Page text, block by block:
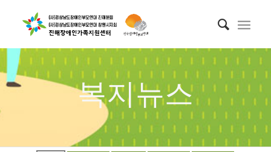
복지뉴스